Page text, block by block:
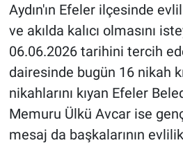
Aydın'ın Efeler ilçesinde
ve akılda kalıcı olmasını
06.06.2026 tarihini tercih
dairesinde bugün 16 nikah
nikahlarını kıyan Efeler
Memuru Ülkü Avcar ise
mesaj da başkalarının